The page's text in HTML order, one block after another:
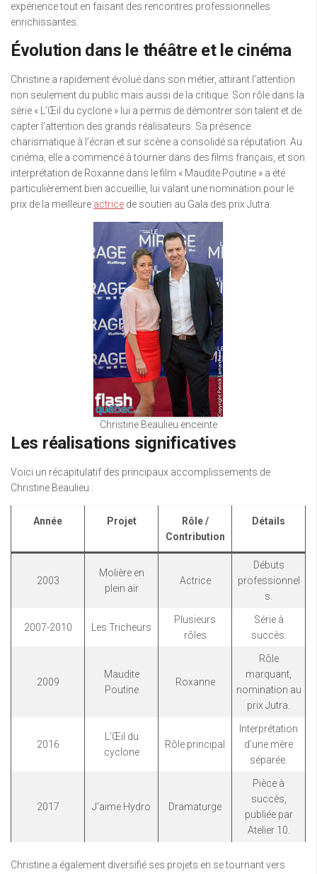
expérience tout en faisant des rencontres professionnelles
enrichissantes.
Évolution dans le théâtre et le cinéma
Christine a rapidement évolué dans son métier, attirant l’attention
non seulement du public mais aussi de la critique. Son rôle dans la
série « L’Œil du cyclone » lui a permis de démontrer son talent et de
capter l’attention des grands réalisateurs. Sa présence
charismatique à l’écran et sur scène a consolidé sa réputation. Au
cinéma, elle a commencé à tourner dans des films français, et son
interprétation de Roxanne dans le film « Maudite Poutine » a été
particulièrement bien accueillie, lui valant une nomination pour le
prix de la meilleure actrice de soutien au Gala des prix Jutra.
Christine Beaulieu enceinte
Les réalisations significatives
Voici un récapitulatif des principaux accomplissements de
Christine Beaulieu :
Année Projet
Rôle /
Contribution
Détails
2003
Molière en
plein air
Actrice
Débuts
professionnel
s.
2007-2010 Les Tricheurs
Plusieurs
rôles
Série à
succès.
2009
Maudite
Poutine
Roxanne
Rôle
marquant,
nomination au
prix Jutra.
2016
L’Œil du
cyclone
Rôle principal
Interprétation
d’une mère
séparée.
2017 J’aime Hydro Dramaturge
Pièce à
succès,
publiée par
Atelier 10.
Christine a également diversifié ses projets en se tournant vers